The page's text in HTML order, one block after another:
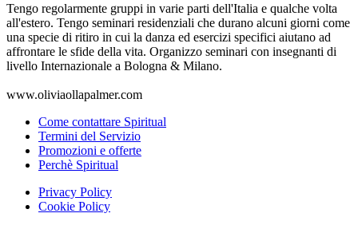
Tengo regolarmente gruppi in varie parti dell'Italia e qualche volta
all'estero. Tengo seminari residenziali che durano alcuni giorni come
una specie di ritiro in cui la danza ed esercizi specifici aiutano ad
affrontare le sfide della vita. Organizzo seminari con insegnanti di
livello Internazionale a Bologna & Milano.
www.oliviaollapalmer.com
Come contattare Spiritual
Termini del Servizio
Promozioni e offerte
Perchè Spiritual
Privacy Policy
Cookie Policy